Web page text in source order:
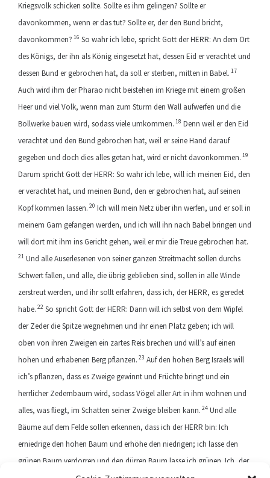
Kriegsvolk schicken sollte. Sollte es ihm gelingen? Sollte er
davonkommen, wenn er das tut? Sollte er, der den Bund bricht,
davonkommen? 16 So wahr ich lebe, spricht Gott der HERR: An dem Ort
des Königs, der ihn als König eingesetzt hat, dessen Eid er verachtet und
dessen Bund er gebrochen hat, da soll er sterben, mitten in Babel. 17
Auch wird ihm der Pharao nicht beistehen im Kriege mit einem großen
Heer und viel Volk, wenn man zum Sturm den Wall aufwerfen und die
Bollwerke bauen wird, sodass viele umkommen. 18 Denn weil er den Eid
verachtet und den Bund gebrochen hat, weil er seine Hand darauf
gegeben und doch dies alles getan hat, wird er nicht davonkommen. 19
Darum spricht Gott der HERR: So wahr ich lebe, will ich meinen Eid, den
er verachtet hat, und meinen Bund, den er gebrochen hat, auf seinen
Kopf kommen lassen. 20 Ich will mein Netz über ihn werfen, und er soll in
meinem Garn gefangen werden, und ich will ihn nach Babel bringen und
will dort mit ihm ins Gericht gehen, weil er mir die Treue gebrochen hat.
21 Und alle Auserlesenen von seiner ganzen Streitmacht sollen durchs
Schwert fallen, und alle, die übrig geblieben sind, sollen in alle Winde
zerstreut werden, und ihr sollt erfahren, dass ich, der HERR, es geredet
habe. 22 So spricht Gott der HERR: Dann will ich selbst von dem Wipfel
der Zeder die Spitze wegnehmen und ihr einen Platz geben; ich will
oben von ihren Zweigen ein zartes Reis brechen und will’s auf einen
hohen und erhabenen Berg pflanzen. 23 Auf den hohen Berg Israels will
ich’s pflanzen, dass es Zweige gewinnt und Früchte bringt und ein
herrlicher Zedernbaum wird, sodass Vögel aller Art in ihm wohnen und
alles, was fliegt, im Schatten seiner Zweige bleiben kann. 24 Und alle
Bäume auf dem Felde sollen erkennen, dass ich der HERR bin: Ich
erniedrige den hohen Baum und erhöhe den niedrigen; ich lasse den
grünen Baum verdorren und den dürren Baum lasse ich grünen. Ich, der